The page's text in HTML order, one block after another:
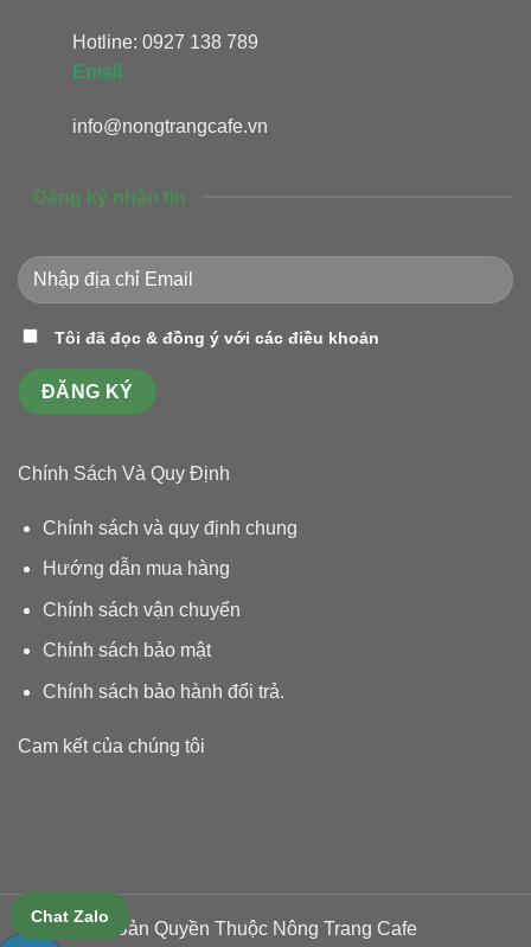
Hotline: 0927 138 789
Email
info@nongtrangcafe.vn
Đăng ký nhận tin
Tôi đã đọc & đồng ý với các điều khoản
Chính Sách Và Quy Định
Chính sách và quy định chung
Hướng dẫn mua hàng
Chính sách vận chuyển
Chính sách bảo mật
Chính sách bảo hành đổi trả.
Cam kết của chúng tôi
Bản Quyền Thuộc Nông Trang Cafe
Chat Zalo